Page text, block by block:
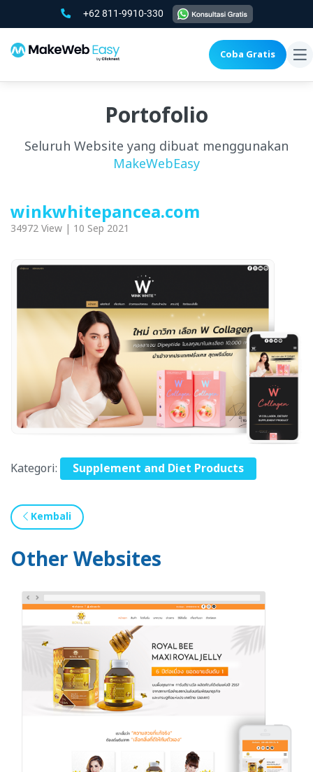
+62 811-9910-330
Coba Gratis
Portofolio
Seluruh Website yang dibuat menggunakan
MakeWebEasy
winkwhitepancea.com
34972 View | 10 Sep 2021
Kategori: Supplement and Diet Products
Kembali
Other Websites